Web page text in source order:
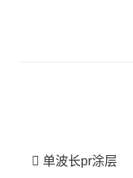
单波长pr涂层